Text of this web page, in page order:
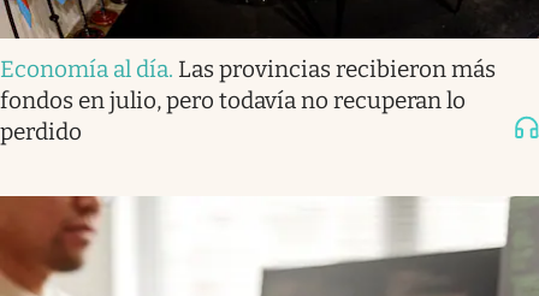
Economía al día. Las provincias recibieron más
fondos en julio, pero todavía no recuperan lo
perdido